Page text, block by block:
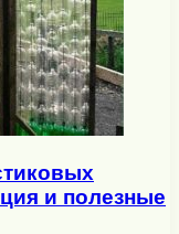
и полезные